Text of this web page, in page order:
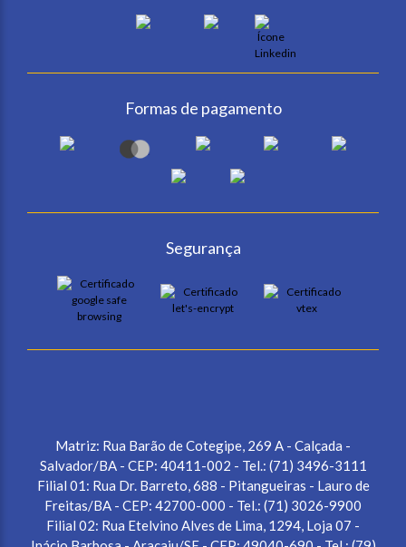
Formas de pagamento
Segurança
Matriz: Rua Barão de Cotegipe, 269 A - Calçada -
Salvador/BA - CEP: 40411-002 - Tel.: (71) 3496-3111
Filial 01: Rua Dr. Barreto, 688 - Pitangueiras - Lauro de
Freitas/BA - CEP: 42700-000 - Tel.: (71) 3026-9900
Filial 02: Rua Etelvino Alves de Lima, 1294, Loja 07 -